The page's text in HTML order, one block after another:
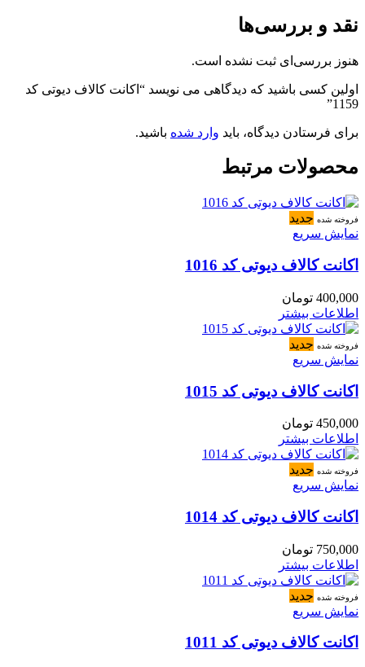
نقد و بررسی‌ها
هنوز بررسی‌ای ثبت نشده است.
اولین کسی باشید که دیدگاهی می نویسد “اکانت کالاف دیوتی کد
1159”
برای فرستادن دیدگاه، باید وارد شده باشید.
محصولات مرتبط
فروخته شده جدید
نمایش سریع
اکانت کالاف دیوتی کد 1016
400,000 تومان
اطلاعات بیشتر
فروخته شده جدید
نمایش سریع
اکانت کالاف دیوتی کد 1015
450,000 تومان
اطلاعات بیشتر
فروخته شده جدید
نمایش سریع
اکانت کالاف دیوتی کد 1014
750,000 تومان
اطلاعات بیشتر
فروخته شده جدید
نمایش سریع
اکانت کالاف دیوتی کد 1011